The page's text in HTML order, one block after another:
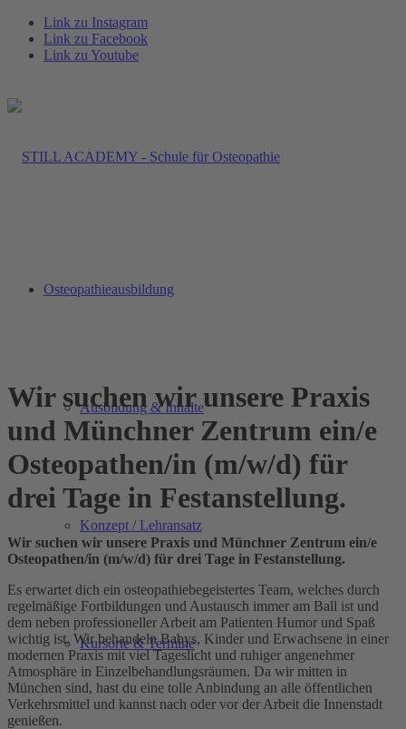
Link zu Instagram
Link zu Facebook
Link zu Youtube
Osteopathieausbildung
Ausbildung & Inhalte
Konzept / Lehransatz
Kursorte & Termine
Wir suchen wir unsere Praxis
und Münchner Zentrum ein/e
Osteopathen/in (m/w/d) für
drei Tage in Festanstellung.
Wir suchen wir unsere Praxis und Münchner Zentrum ein/e
Osteopathen/in (m/w/d) für drei Tage in Festanstellung.
Es erwartet dich ein osteopathiebegeistertes Team, welches durch
regelmäßige Fortbildungen und Austausch immer am Ball ist und
dem neben professioneller Arbeit am Patienten Humor und Spaß
wichtig ist. Wir behandeln Babys, Kinder und Erwachsene in einer
modernen Praxis mit viel Tageslicht und ruhiger angenehmer
Atmosphäre in Einzelbehandlungsräumen. Da wir mitten in
München sind, hast du eine tolle Anbindung an alle öffentlichen
Verkehrsmittel und kannst nach oder vor der Arbeit die Innenstadt
genießen.